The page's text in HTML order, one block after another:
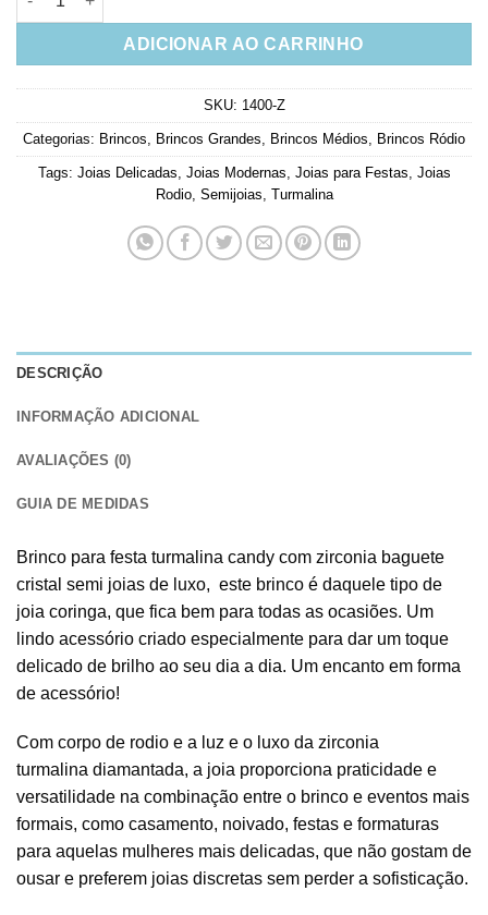
ADICIONAR AO CARRINHO
SKU: 1400-Z
Categorias: Brincos Brincos Grandes Brincos Médios Brincos Ródio
Tags: Joias Delicadas Joias Modernas Joias para Festas Joias
Rodio, Semijoias Turmalina
DESCRIÇÃO
INFORMAÇÃO ADICIONAL
AVALIAÇÕES (0)
GUIA DE MEDIDAS
Brinco para festa turmalina candy com zirconia baguete
cristal semi joias de luxo, este brinco é daquele tipo de
joia coringa, que fica bem para todas as ocasiões. Um
lindo acessório criado especialmente para dar um toque
delicado de brilho ao seu dia a dia. Um encanto em forma
de acessório!
Com corpo de rodio e a luz e o luxo da zirconia
turmalina diamantada, a joia proporciona praticidade e
versatilidade na combinação entre o brinco e eventos mais
formais, como casamento, noivado, festas e formaturas
para aquelas mulheres mais delicadas, que não gostam de
ousar e preferem joias discretas sem perder a sofisticação.